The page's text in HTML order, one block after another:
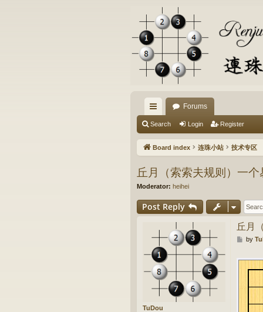
ui
ck
ks
Forums
Search Login Register
Board index 连珠小站 技术专区
丘月（索索夫规则）一
Moderator: heihei
Post Reply
TuDou
丘月
Pby